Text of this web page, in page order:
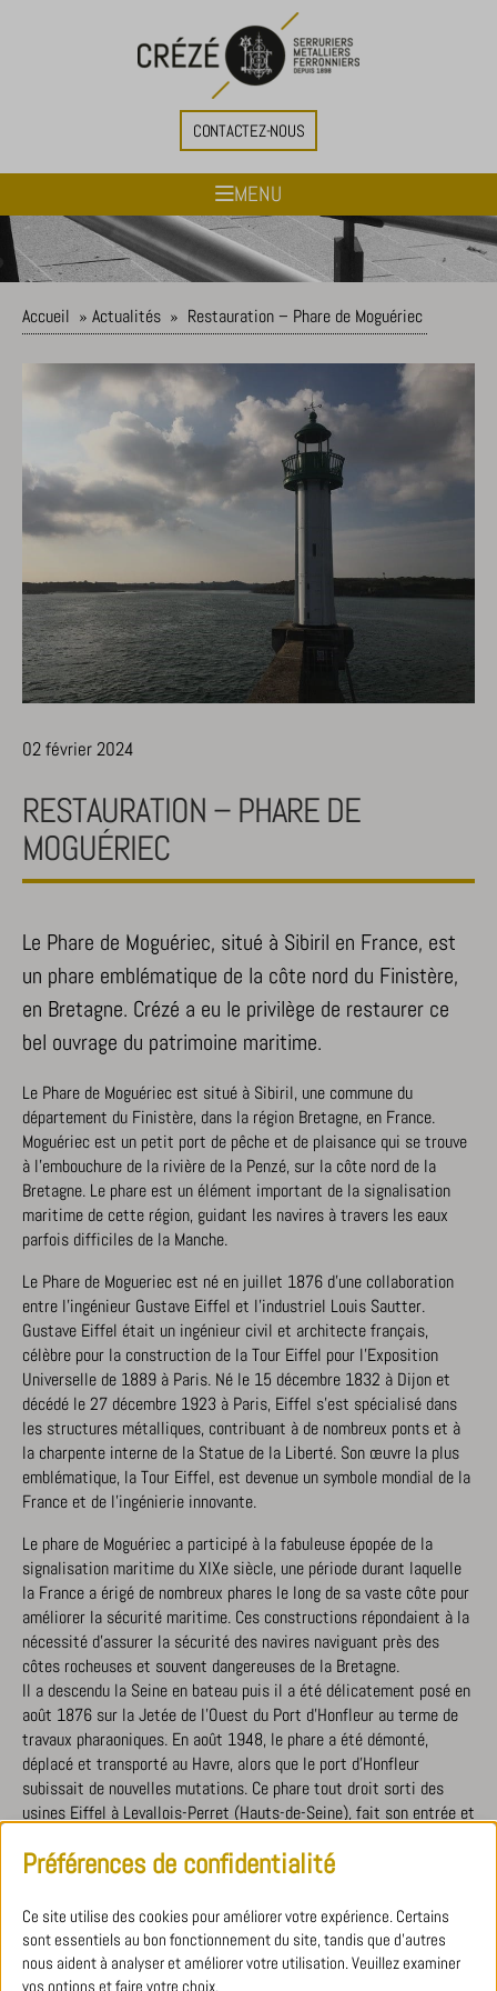
CONTACTEZ-NOUS
MENU
Accueil » Actualités » Restauration – Phare de Moguériec
02 février 2024
RESTAURATION – PHARE DE
MOGUÉRIEC
Le Phare de Moguériec, situé à Sibiril en France, est
un phare emblématique de la côte nord du Finistère,
en Bretagne. Crézé a eu le privilège de restaurer ce
bel ouvrage du patrimoine maritime.
Le Phare de Moguériec est situé à Sibiril, une commune du
département du Finistère, dans la région Bretagne, en France.
Moguériec est un petit port de pêche et de plaisance qui se trouve
à l’embouchure de la rivière de la Penzé, sur la côte nord de la
Bretagne. Le phare est un élément important de la signalisation
maritime de cette région, guidant les navires à travers les eaux
parfois difficiles de la Manche.
Le Phare de Mogueriec est né en juillet 1876 d’une collaboration
entre l’ingénieur Gustave Eiffel et l’industriel Louis Sautter.
Gustave Eiffel était un ingénieur civil et architecte français,
célèbre pour la construction de la Tour Eiffel pour l’Exposition
Universelle de 1889 à Paris. Né le 15 décembre 1832 à Dijon et
décédé le 27 décembre 1923 à Paris, Eiffel s’est spécialisé dans
les structures métalliques, contribuant à de nombreux ponts et à
la charpente interne de la Statue de la Liberté. Son œuvre la plus
emblématique, la Tour Eiffel, est devenue un symbole mondial de la
France et de l’ingénierie innovante.
Le phare de Moguériec a participé à la fabuleuse épopée de la
signalisation maritime du XIXe siècle, une période durant laquelle
la France a érigé de nombreux phares le long de sa vaste côte pour
améliorer la sécurité maritime. Ces constructions répondaient à la
nécessité d’assurer la sécurité des navires naviguant près des
côtes rocheuses et souvent dangereuses de la Bretagne.
Il a descendu la Seine en bateau puis il a été délicatement posé en
août 1876 sur la Jetée de l’Ouest du Port d’Honfleur au terme de
travaux pharaoniques. En août 1948, le phare a été démonté,
déplacé et transporté au Havre, alors que le port d’Honfleur
subissait de nouvelles mutations. Ce phare tout droit sorti des
usines Eiffel à Levallois-Perret (Hauts-de-Seine), fait son entrée et
heureux, jusqu’en 2015 où est annoncée sa prochaine démolition.
Phare menée notamment par l’association “Sauvons le Phare de
Mogueriec”, ce dernier quitte le port breton en septembre 2021
pour être rénové.
Préférences de confidentialité
Ce site utilise des cookies pour améliorer votre expérience. Certains
sont essentiels au bon fonctionnement du site, tandis que d'autres
nous aident à analyser et améliorer votre utilisation. Veuillez examiner
vos options et faire votre choix.